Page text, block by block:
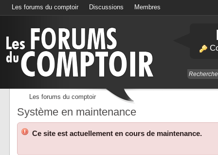
Les forums du comptoir Discussions Membres
Les forums du comptoir
Système en maintenance
Ce site est actuellement en cours de maintenance.